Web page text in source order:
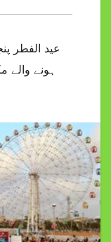
ہونے والے